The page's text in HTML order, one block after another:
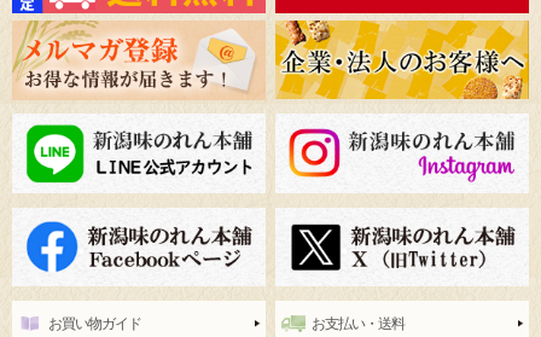
お買い物ガイド お支払い・送料